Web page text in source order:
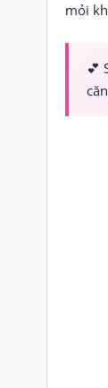
mỏi
💕